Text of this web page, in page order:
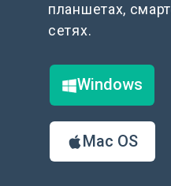
планшетах,
сетях.
Windows
Mac OS